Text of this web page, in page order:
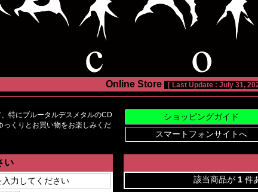
Online Store [ Last Update : July 31,
特にブルータルデスメタルのCD
くりとお買い物をお楽しみくだ
い
該当商品が 1 件